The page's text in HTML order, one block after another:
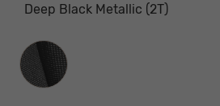
Deep Black Metallic (2T)
Innenausstattung